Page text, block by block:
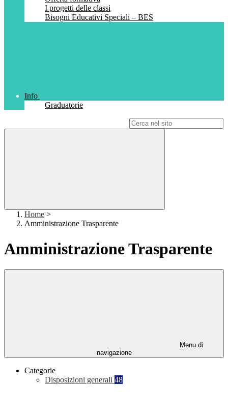
I progetti delle classi
Bisogni Educativi Speciali – BES
Info
Graduatorie
Home >
Amministrazione Trasparente
Amministrazione Trasparente
Menu di
navigazione
Categorie
Disposizioni generali 48